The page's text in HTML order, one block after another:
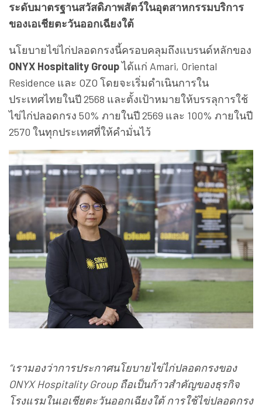
ระดับมาตรฐานสวัสดิภาพสัตว์ในอุตสาหกรรมบริการ
ของเอเชียตะวันออกเฉียงใต้
นโยบายไข่ไก่ปลอดกรงนี้ครอบคลุมถึงแบรนด์หลักของ
ONYX Hospitality Groupได้แก่ Amari, Oriental
Residence และ OZO โดยจะเริ่มดำเนินการใน
ประเทศไทยในปี 2568 และตั้งเป้าหมายให้บรรลุการใช้
ไข่ไก่ปลอดกรง 50% ภายในปี 2569 และ 100% ภายในปี
2570 ในทุกประเทศที่ให้คำมั่นไว้
“เรามองว่าการประกาศนโยบายไข่ไก่ปลอดกรงของ
ONYX Hospitality Group ถือเป็นก้าวสำคัญของธุรกิจ
โรงแรมในเอเชียตะวันออกเฉียงใต้ การใช้ไข่ปลอดกรง